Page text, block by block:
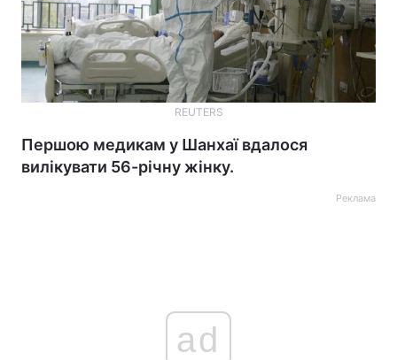
REUTERS
Першою медикам у Шанхаї вдалося
вилікувати 56-річну жінку.
Реклама
ad